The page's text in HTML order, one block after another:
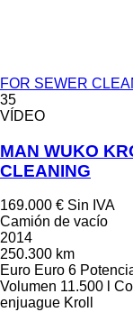
FOR SEWER
35
VÍDEO
MAN WUKO
CLEANING
169.000 € Sin IVA
Camión de vacío
2014
250.300 km
Euro Euro 6
Volumen 11.500 l
enjuague Kroll